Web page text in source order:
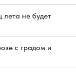
не будет
с градом и